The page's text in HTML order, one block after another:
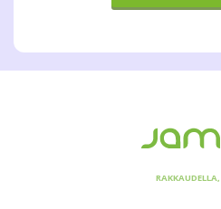
RAKKAUDELLA,